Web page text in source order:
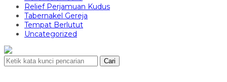
Relief Perjamuan Kudus
Tabernakel Gereja
Tempat Berlutut
Uncategorized
Cari